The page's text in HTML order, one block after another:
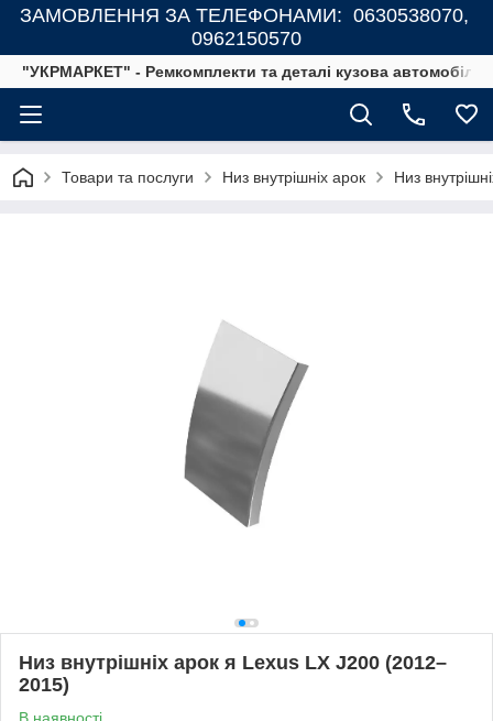
ЗАМОВЛЕННЯ ЗА ТЕЛЕФОНАМИ: 0630538070,
0962150570
"УКРМАРКЕТ" - Ремкомплекти та деталі кузова автомобілів
Товари та послуги Низ внутрішніх арок Низ
Низ внутрішніх арок я Lexus LX J200 (2012–
2015)
В наявності